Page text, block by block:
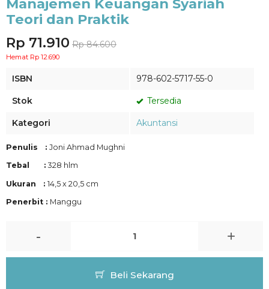
Manajemen Keuangan Syariah
Teori dan Praktik
Rp 71.910 Rp 84.600
Hemat Rp 12.690
ISBN 978-602-5717-55-0
Stok Tersedia
Kategori Akuntansi
Penulis : Joni Ahmad Mughni
Tebal :328 hlm
Ukuran : 14,5 x 20,5 cm
Penerbit : Manggu
- +
Beli Sekarang